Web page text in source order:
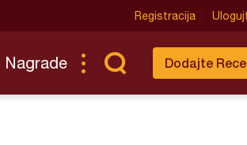
Registracija
Nagrade Dodajte